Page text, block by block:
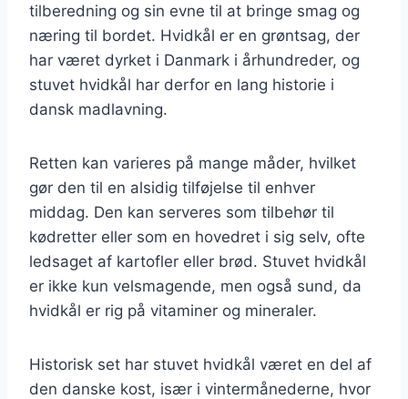
tilberedning og sin evne til at bringe smag og
næring til bordet. Hvidkål er en grøntsag, der
har været dyrket i Danmark i århundreder, og
stuvet hvidkål har derfor en lang historie i
dansk madlavning.
Retten kan varieres på mange måder, hvilket
gør den til en alsidig tilføjelse til enhver
middag. Den kan serveres som tilbehør til
kødretter eller som en hovedret i sig selv, ofte
ledsaget af kartofler eller brød. Stuvet hvidkål
er ikke kun velsmagende, men også sund, da
hvidkål er rig på vitaminer og mineraler.
Historisk set har stuvet hvidkål været en del af
den danske kost, især i vintermånederne, hvor